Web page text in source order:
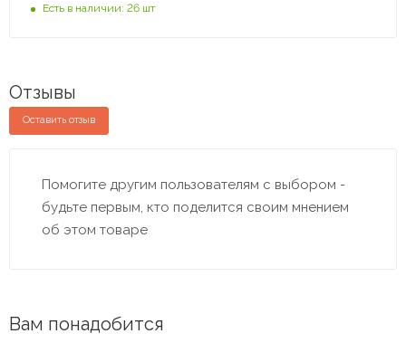
Есть в наличии: 26 шт
Отзывы
Оставить отзыв
Помогите другим пользователям с выбором -
будьте первым, кто поделится своим мнением
об этом товаре
Вам понадобится